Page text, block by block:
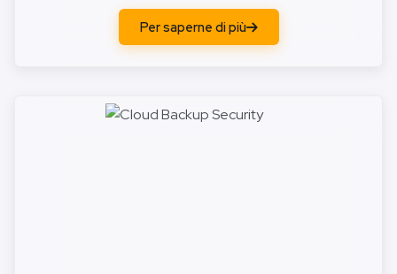
Per saperne di più